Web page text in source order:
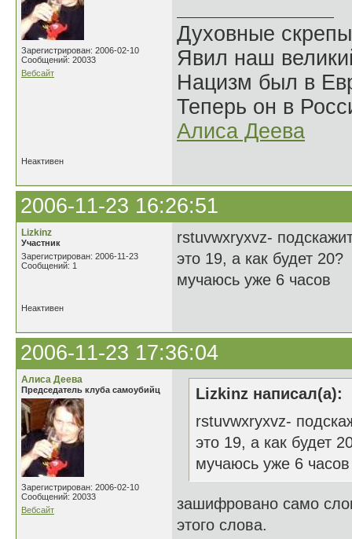
Зарегистрирован: 2006-02-10
Сообщений: 20033
Вебсайт
Духовные
Явил наш
Нацизм был в
Теперь он в
Алиса Деева
Неактивен
2006-11-23 16:26:51
Lizkinz
Участник
Зарегистрирован: 2006-11-23
Сообщений: 1
rstuvwxryxvz-
это 19, а как будет 20?
мучаюсь уже 6 часов
Неактивен
2006-11-23 17:36:04
Алиса Деева
Председатель клуба самоубийц
Зарегистрирован: 2006-02-10
Сообщений: 20033
Вебсайт
Lizkinz написал(а):
rstuvwxryxvz-
это 19, а как будет
мучаюсь уже 6 часов
зашифровано само
этого слова.